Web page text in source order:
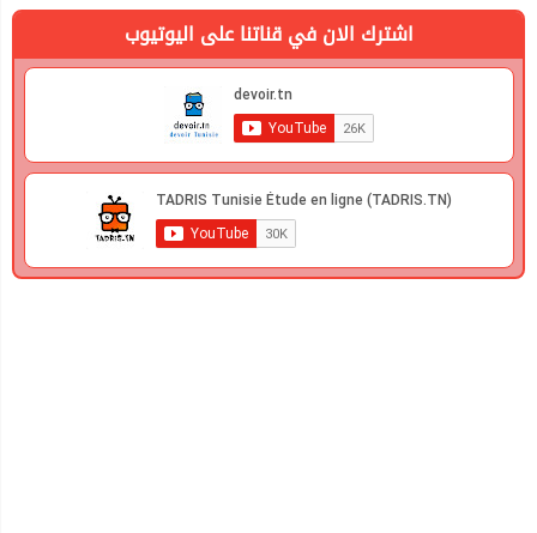
اشترك الان في قناتنا على اليوتيوب